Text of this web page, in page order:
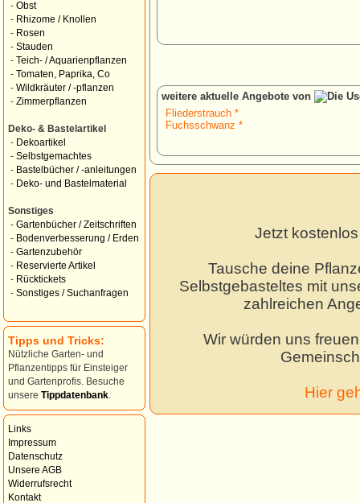
- Obst
- Rhizome / Knollen
- Rosen
- Stauden
- Teich- / Aquarienpflanzen
- Tomaten, Paprika, Co
- Wildkräuter / -pflanzen
- Zimmerpflanzen
Deko- & Bastelartikel
- Dekoartikel
- Selbstgemachtes
- Bastelbücher / -anleitungen
- Deko- und Bastelmaterial
Sonstiges
- Gartenbücher / Zeitschriften
- Bodenverbesserung / Erden
- Gartenzubehör
- Reservierte Artikel
- Rücktickets
- Sonstiges / Suchanfragen
Tipps und Tricks:
Nützliche Garten- und
Pflanzentipps für Einsteiger
und Gartenprofis. Besuche
unsere Tippdatenbank
Links
Impressum
Datenschutz
Unsere AGB
Widerrufsrecht
Kontakt
weitere aktuelle Angebote von
Fliederstrauch *
Fuchsschwanz *
Jetzt
Tausche deine
Selbstgebasteltes mit
zahlreichen
Wir würden uns
Hier